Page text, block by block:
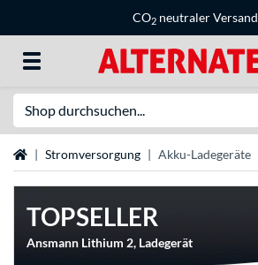
CO2 neutraler Versand
StartseiteStromversorgung Akku-Ladegeräte
TOPSELLER
Ansmann Lithium 2, Ladegerät